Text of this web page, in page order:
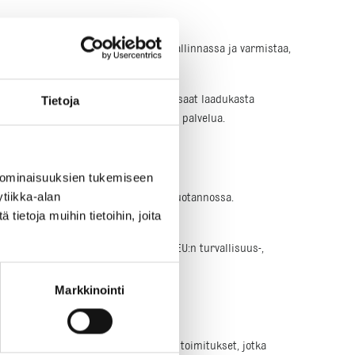
Tietoja
tukemiseen
alan
tietoja muihin tietoihin, joita
Markkinointi
pitämään projektin budjetin hallinnassa ja varmistaa,
että voit luottaa siihen, että saat laadukasta
saat parasta mahdollista laatua ja palvelua.
teknologian hyödyntämisestä tuotannossa.
kaikki vaatimukset ja standardit.
mikä tarkoittaa, että ne täyttävät EU:n turvallisuus-,
ja tarjoaa nopeat ja joustavat toimitukset, jotka